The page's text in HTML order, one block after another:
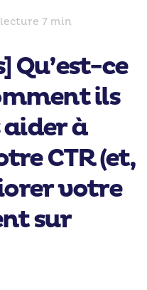
7 min
Qu’est-ce
ils
à
CTR (et,
votre
sur